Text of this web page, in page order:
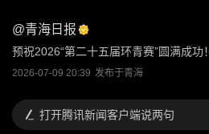
@青海日报
预祝2026“第二十五届环青赛”圆满成功！
2026-07-09 20:39 发布于青海
打开腾讯新闻客户端说两句